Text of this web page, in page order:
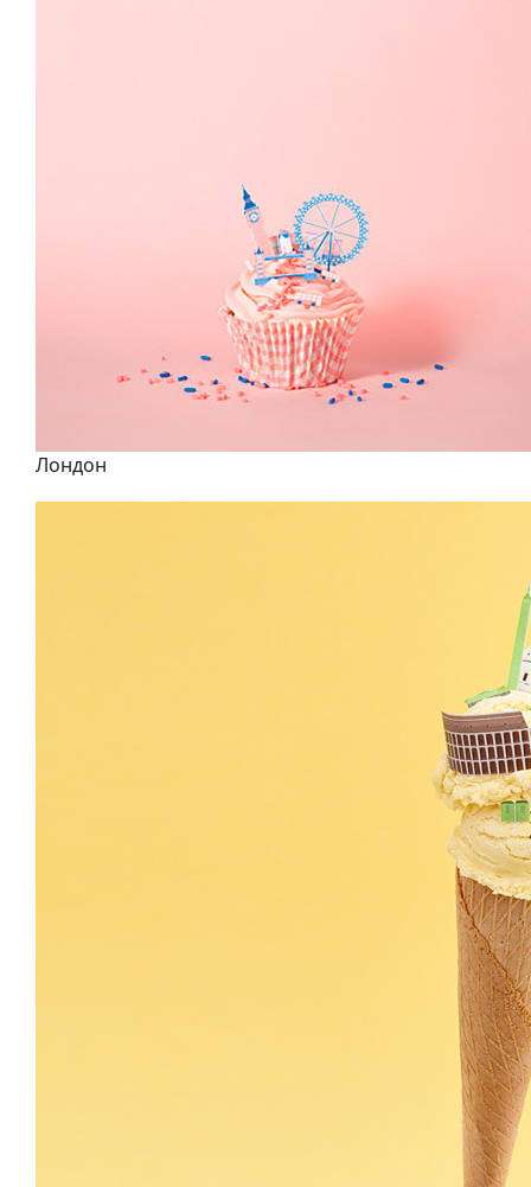
Лондон